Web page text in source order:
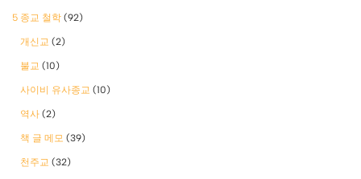
5 종교 철학 (92)
개신교 (2)
불교 (10)
사이비 유사종교 (10)
역사 (2)
책 글 메모 (39)
천주교 (32)